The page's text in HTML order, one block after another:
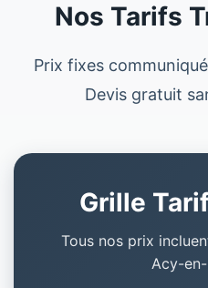
Nos Tarifs
Prix fixes
Devis gratuit
Grille
Tous nos prix
Acy-